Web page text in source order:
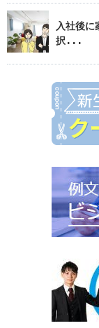
入社後
択...